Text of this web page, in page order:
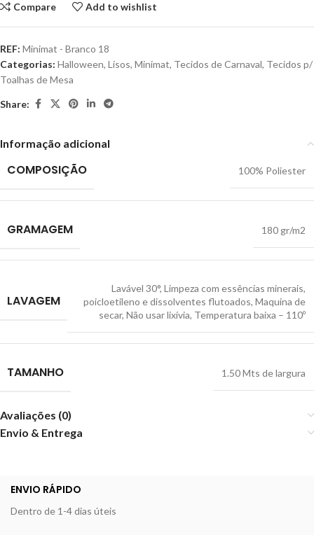
Compare Add to wishlist
REF: Minimat - Branco 18
Categorias: Halloween, Lisos, Minimat, Tecidos de Carnaval, Tecidos p/
Toalhas de Mesa
Share:
Informação adicional
COMPOSIÇÃO 100% Poliester
GRAMAGEM 180 gr/m2
LAVAGEM
Lavável 30°, Limpeza com essências minerais,
poicloetileno e dissolventes flutoados, Maquina de
secar, Não usar lixívia, Temperatura baixa – 110º
TAMANHO 1.50 Mts de largura
Avaliações (0)
Envio & Entrega
ENVIO RÁPIDO
Dentro de 1-4 dias úteis